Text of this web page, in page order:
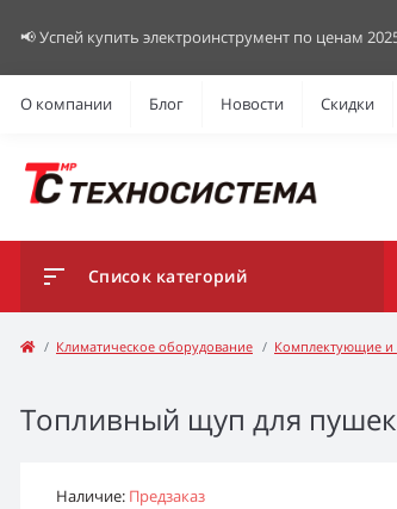
📢 Успей купить электроинструмент по ценам
О компании Блог Новости Скидки
Список категорий
Климатическое оборудование Комплектующие и
Топливный щуп для пушек
Наличие: Предзаказ